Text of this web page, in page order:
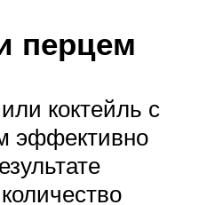
перцем
коктейль с
эффективно